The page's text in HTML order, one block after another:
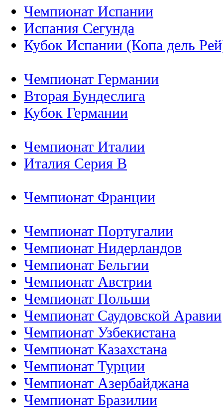
Чемпионат Испании
Испания Сегунда
Кубок Испании (Копа дель
Чемпионат Германии
Вторая Бундеслига
Кубок Германии
Чемпионат Италии
Италия Серия B
Чемпионат Франции
Чемпионат Португалии
Чемпионат Нидерландов
Чемпионат Бельгии
Чемпионат Австрии
Чемпионат Польши
Чемпионат Саудовской Аравии
Чемпионат Узбекистана
Чемпионат Казахстана
Чемпионат Турции
Чемпионат Азербайджана
Чемпионат Бразилии